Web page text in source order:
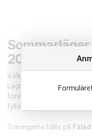
2015
Välkommen till BK50:s
Lägret pågår i tre dagar,
föreningens medlemmar
fyllda med basket,
Träningarna hålls på